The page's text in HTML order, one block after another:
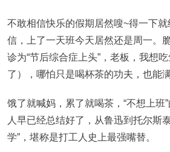
不敢相信快乐的假期居然嗖~得一下
信，上了一天班今天居然还是周一。
诊为“节后综合症上头”，老板，我想
了），哪怕只是喝杯茶的功夫，也能
饿了就喊妈，累了就喝茶，“不想上班
人早已经总结好了，从鲁迅到托尔斯
学”，堪称是打工人史上最强嘴替。